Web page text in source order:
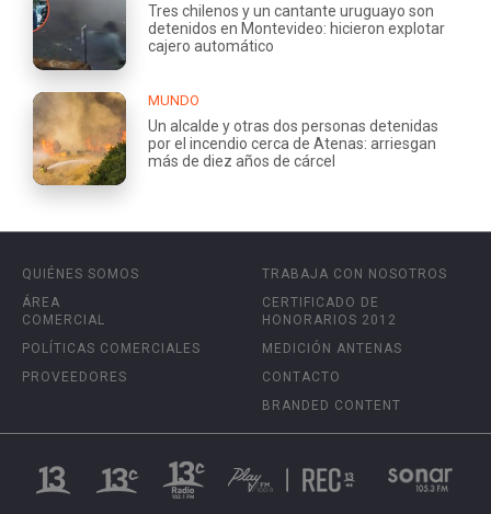
Tres chilenos y un cantante uruguayo son
detenidos en Montevideo: hicieron explotar
cajero automático
MUNDO
Un alcalde y otras dos personas detenidas
por el incendio cerca de Atenas: arriesgan
más de diez años de cárcel
QUIÉNES SOMOS
ÁREA
COMERCIAL
POLÍTICAS COMERCIALES
PROVEEDORES
TRABAJA CON NOSOTROS
CERTIFICADO DE
HONORARIOS 2012
MEDICIÓN ANTENAS
CONTACTO
BRANDED CONTENT